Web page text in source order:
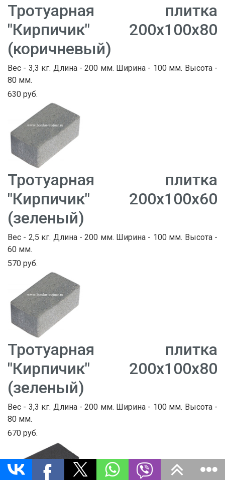
Тротуарная плитка
"Кирпичик" 200х100х80
(коричневый)
Вес - 3,3 кг. Длина - 200 мм. Ширина - 100 мм. Высота -
80 мм.
630 руб.
Тротуарная плитка
"Кирпичик" 200х100х60
(зеленый)
Вес - 2,5 кг. Длина - 200 мм. Ширина - 100 мм. Высота -
60 мм.
570 руб.
Тротуарная плитка
"Кирпичик" 200х100х80
(зеленый)
Вес - 3,3 кг. Длина - 200 мм. Ширина - 100 мм. Высота -
80 мм.
670 руб.